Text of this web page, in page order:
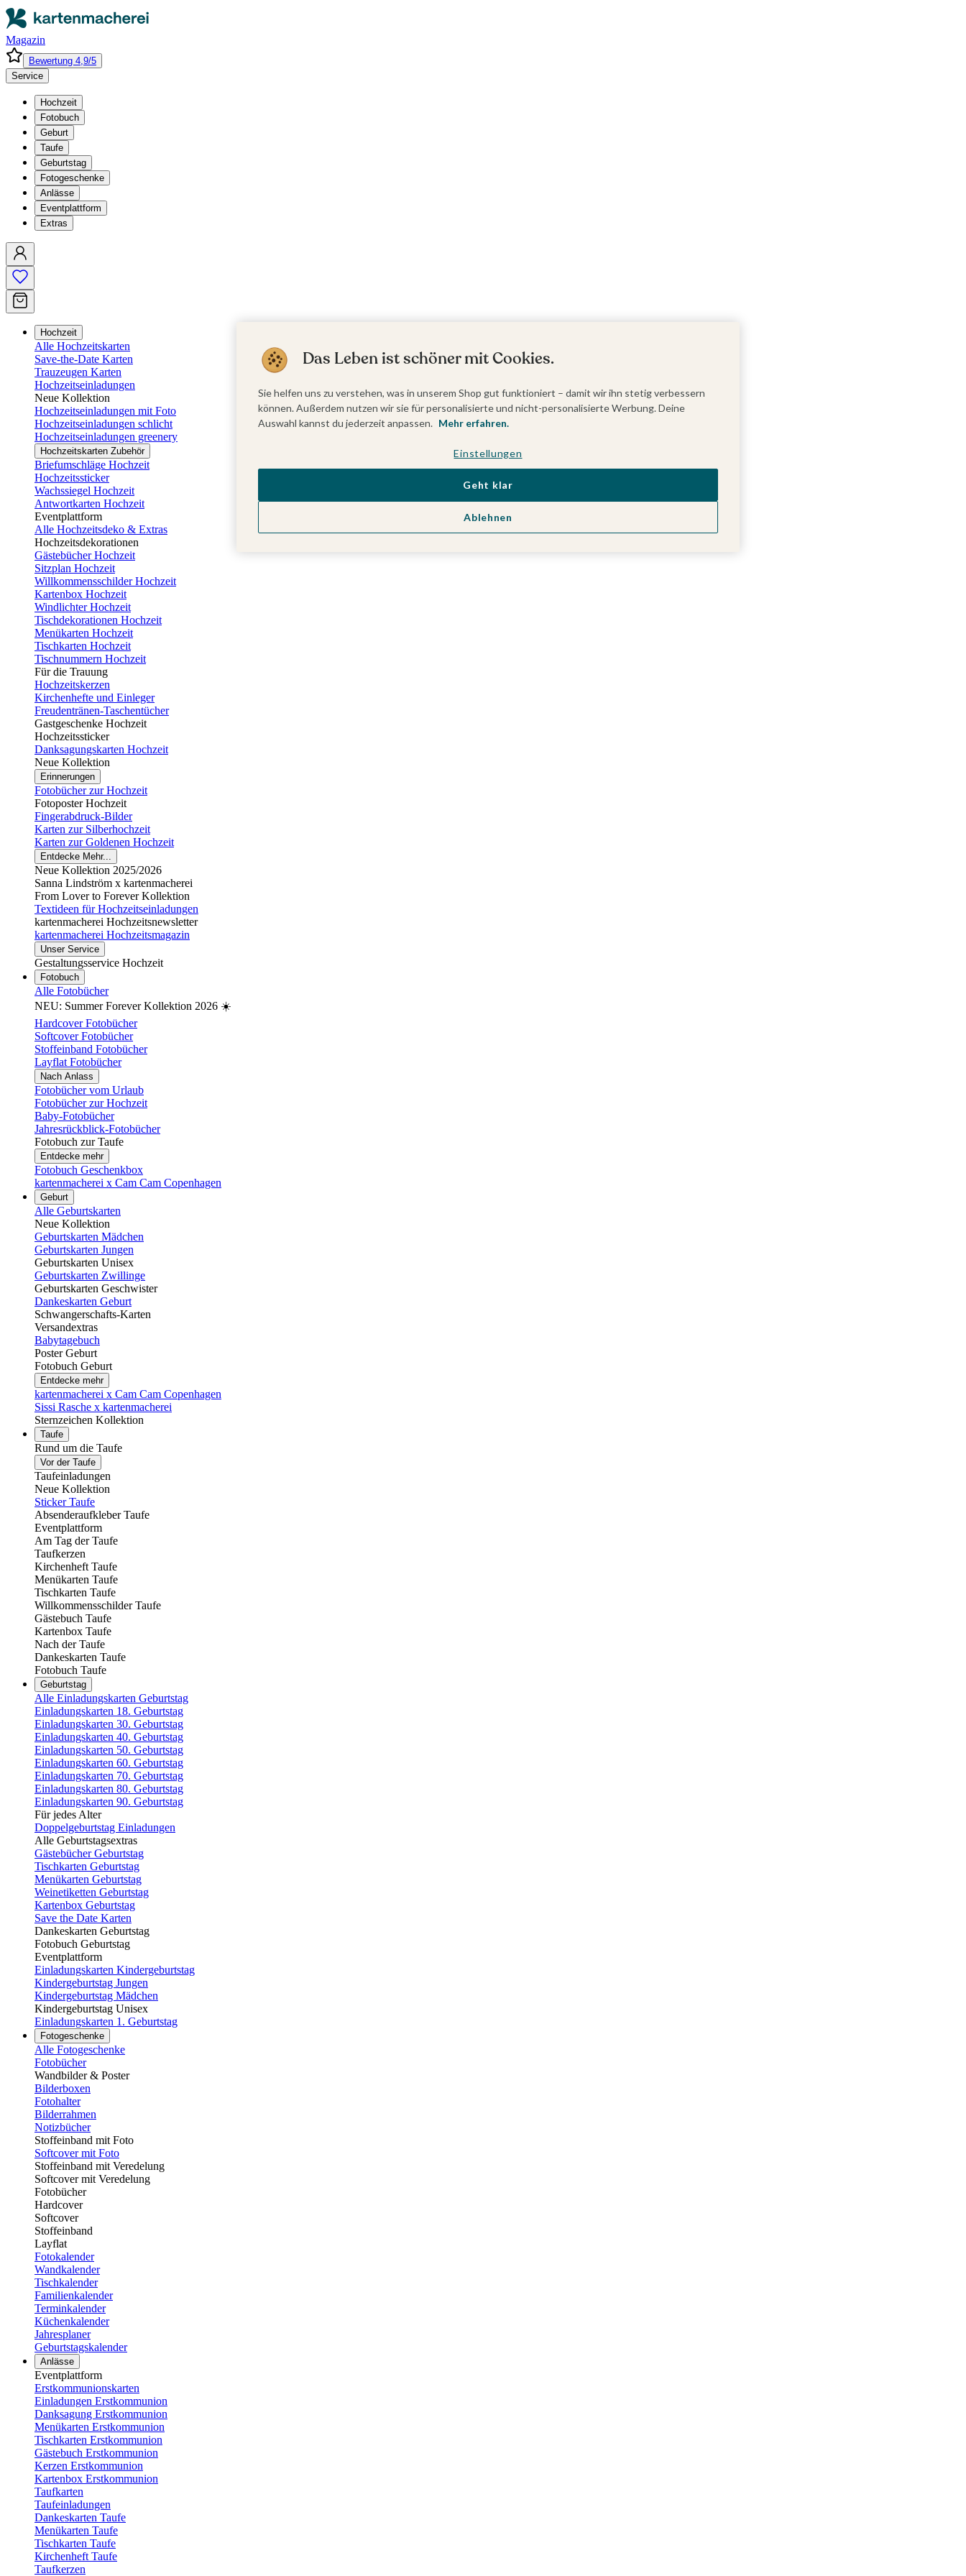
Magazin
Bewertung 4,9/5
Service
Hochzeit
Fotobuch
Geburt
Taufe
Geburtstag
Fotogeschenke
Anlässe
Eventplattform
Extras
Hochzeit
Alle Hochzeitskarten
Save-the-Date Karten
Trauzeugen Karten
Hochzeitseinladungen
Neue Kollektion
Hochzeitseinladungen mit Foto
Hochzeitseinladungen schlicht
Hochzeitseinladungen greenery
Hochzeitskarten Zubehör
Briefumschläge Hochzeit
Hochzeitssticker
Wachssiegel Hochzeit
Antwortkarten Hochzeit
Eventplattform
Alle Hochzeitsdeko & Extras
Hochzeitsdekorationen
Gästebücher Hochzeit
Sitzplan Hochzeit
Willkommensschilder Hochzeit
Kartenbox Hochzeit
Windlichter Hochzeit
Tischdekorationen Hochzeit
Menükarten Hochzeit
Tischkarten Hochzeit
Tischnummern Hochzeit
Für die Trauung
Hochzeitskerzen
Kirchenhefte und Einleger
Freudentränen-Taschentücher
Gastgeschenke Hochzeit
Hochzeitssticker
Danksagungskarten Hochzeit
Neue Kollektion
Erinnerungen
Fotobücher zur Hochzeit
Fotoposter Hochzeit
Fingerabdruck-Bilder
Karten zur Silberhochzeit
Karten zur Goldenen Hochzeit
Entdecke Mehr...
Neue Kollektion 2025/2026
Sanna Lindström x kartenmacherei
From Lover to Forever Kollektion
Textideen für Hochzeitseinladungen
kartenmacherei Hochzeitsnewsletter
kartenmacherei Hochzeitsmagazin
Unser Service
Gestaltungsservice Hochzeit
Fotobuch
Alle Fotobücher
NEU: Summer Forever Kollektion 2026 ☀️
Hardcover Fotobücher
Softcover Fotobücher
Stoffeinband Fotobücher
Layflat Fotobücher
Nach Anlass
Fotobücher vom Urlaub
Fotobücher zur Hochzeit
Baby-Fotobücher
Jahresrückblick-Fotobücher
Fotobuch zur Taufe
Entdecke mehr
Fotobuch Geschenkbox
kartenmacherei x Cam Cam Copenhagen
Geburt
Alle Geburtskarten
Neue Kollektion
Geburtskarten Mädchen
Geburtskarten Jungen
Geburtskarten Unisex
Geburtskarten Zwillinge
Geburtskarten Geschwister
Dankeskarten Geburt
Schwangerschafts-Karten
Versandextras
Babytagebuch
Poster Geburt
Fotobuch Geburt
Entdecke mehr
kartenmacherei x Cam Cam Copenhagen
Sissi Rasche x kartenmacherei
Sternzeichen Kollektion
Taufe
Rund um die Taufe
Vor der Taufe
Taufeinladungen
Neue Kollektion
Sticker Taufe
Absenderaufkleber Taufe
Eventplattform
Am Tag der Taufe
Taufkerzen
Kirchenheft Taufe
Menükarten Taufe
Tischkarten Taufe
Willkommensschilder Taufe
Gästebuch Taufe
Kartenbox Taufe
Nach der Taufe
Dankeskarten Taufe
Fotobuch Taufe
Geburtstag
Alle Einladungskarten Geburtstag
Einladungskarten 18. Geburtstag
Einladungskarten 30. Geburtstag
Einladungskarten 40. Geburtstag
Einladungskarten 50. Geburtstag
Einladungskarten 60. Geburtstag
Einladungskarten 70. Geburtstag
Einladungskarten 80. Geburtstag
Einladungskarten 90. Geburtstag
Für jedes Alter
Doppelgeburtstag Einladungen
Alle Geburtstagsextras
Gästebücher Geburtstag
Tischkarten Geburtstag
Menükarten Geburtstag
Weinetiketten Geburtstag
Kartenbox Geburtstag
Save the Date Karten
Dankeskarten Geburtstag
Fotobuch Geburtstag
Eventplattform
Einladungskarten Kindergeburtstag
Kindergeburtstag Jungen
Kindergeburtstag Mädchen
Kindergeburtstag Unisex
Einladungskarten 1. Geburtstag
Fotogeschenke
Alle Fotogeschenke
Fotobücher
Wandbilder & Poster
Bilderboxen
Fotohalter
Bilderrahmen
Notizbücher
Stoffeinband mit Foto
Softcover mit Foto
Stoffeinband mit Veredelung
Softcover mit Veredelung
Fotobücher
Hardcover
Softcover
Stoffeinband
Layflat
Fotokalender
Wandkalender
Tischkalender
Familienkalender
Terminkalender
Küchenkalender
Jahresplaner
Geburtstagskalender
Anlässe
Eventplattform
Erstkommunionskarten
Einladungen Erstkommunion
Danksagung Erstkommunion
Menükarten Erstkommunion
Tischkarten Erstkommunion
Gästebuch Erstkommunion
Kerzen Erstkommunion
Kartenbox Erstkommunion
Taufkarten
Taufeinladungen
Dankeskarten Taufe
Menükarten Taufe
Tischkarten Taufe
Kirchenheft Taufe
Taufkerzen
Das Leben ist schöner mit Cookies.
Sie helfen uns zu verstehen, was in unserem Shop gut funktioniert – damit wir ihn stetig verbessern
können. Außerdem nutzen wir sie für personalisierte und nicht-personalisierte Werbung. Deine
Auswahl kannst du jederzeit anpassen. Mehr erfahren.
Einstellungen
Ablehnen
Geht klar